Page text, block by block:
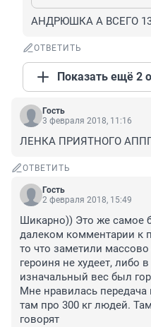
АНДРЮШКА А ВСЕГО
ОТВЕТИТЬ
Показать ещё 2
Гость
3 февраля 2018, 11:16
ЛЕНКА ПРИЯТНОГО
ОТВЕТИТЬ
Гость
2 февраля 2018, 15:49
Шикарно)) Это же самое
далеком комментарии к
то что заметили
героиня не худеет, либо
изначальный вес был
Мне нравилась
там про 300 кг людей.
говорят